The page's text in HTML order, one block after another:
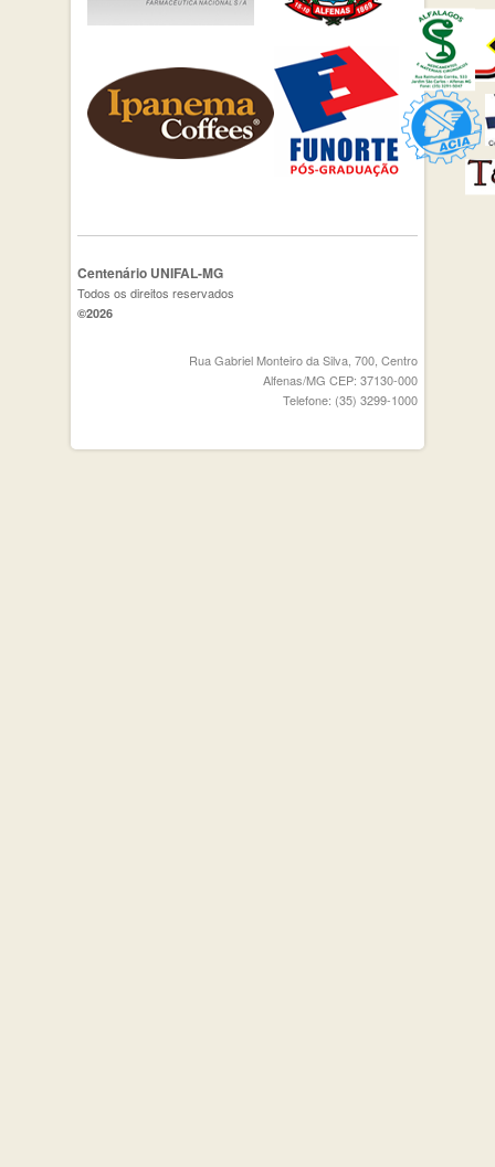
Centenário UNIFAL-MG
Todos os direitos reservados
©2026
Rua Gabriel Monteiro da Silva, 700, Centro
Alfenas/MG CEP: 37130-000
Telefone: (35) 3299-1000